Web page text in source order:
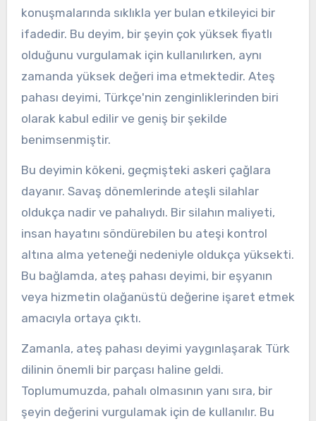
konuşmalarında sıklıkla yer bulan etkileyici bir
ifadedir. Bu deyim, bir şeyin çok yüksek fiyatlı
olduğunu vurgulamak için kullanılırken, aynı
zamanda yüksek değeri ima etmektedir. Ateş
pahası deyimi, Türkçe'nin zenginliklerinden biri
olarak kabul edilir ve geniş bir şekilde
benimsenmiştir.
Bu deyimin kökeni, geçmişteki askeri çağlara
dayanır. Savaş dönemlerinde ateşli silahlar
oldukça nadir ve pahalıydı. Bir silahın maliyeti,
insan hayatını söndürebilen bu ateşi kontrol
altına alma yeteneği nedeniyle oldukça yüksekti.
Bu bağlamda, ateş pahası deyimi, bir eşyanın
veya hizmetin olağanüstü değerine işaret etmek
amacıyla ortaya çıktı.
Zamanla, ateş pahası deyimi yaygınlaşarak Türk
dilinin önemli bir parçası haline geldi.
Toplumumuzda, pahalı olmasının yanı sıra, bir
şeyin değerini vurgulamak için de kullanılır. Bu